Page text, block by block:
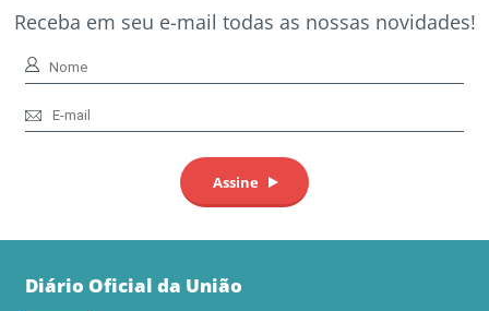
Receba em seu e-mail todas as nossas novidades!
Diário Oficial da União